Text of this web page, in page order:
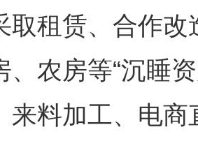
取租赁、合作
、农房等“沉睡
来料加工、电